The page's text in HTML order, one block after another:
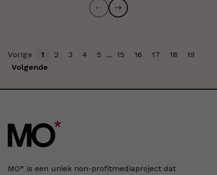
Vorige 1 2 3 4 5 ... 15 16 17 18
19
Volgende
MO* is een uniek non-profitmediaproject dat